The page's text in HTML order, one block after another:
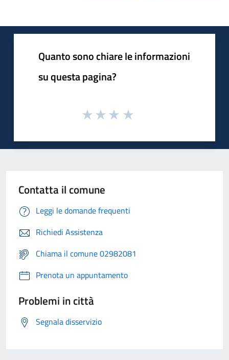
Quanto sono chiare le informazioni
su questa pagina?
Contatta il comune
Leggi le domande frequenti
Richiedi Assistenza
Chiama il comune 02982081
Prenota un appuntamento
Problemi in città
Segnala disservizio